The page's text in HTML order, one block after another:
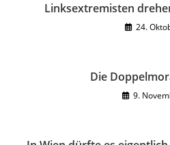
Linksextremisten
24.
Die
9.